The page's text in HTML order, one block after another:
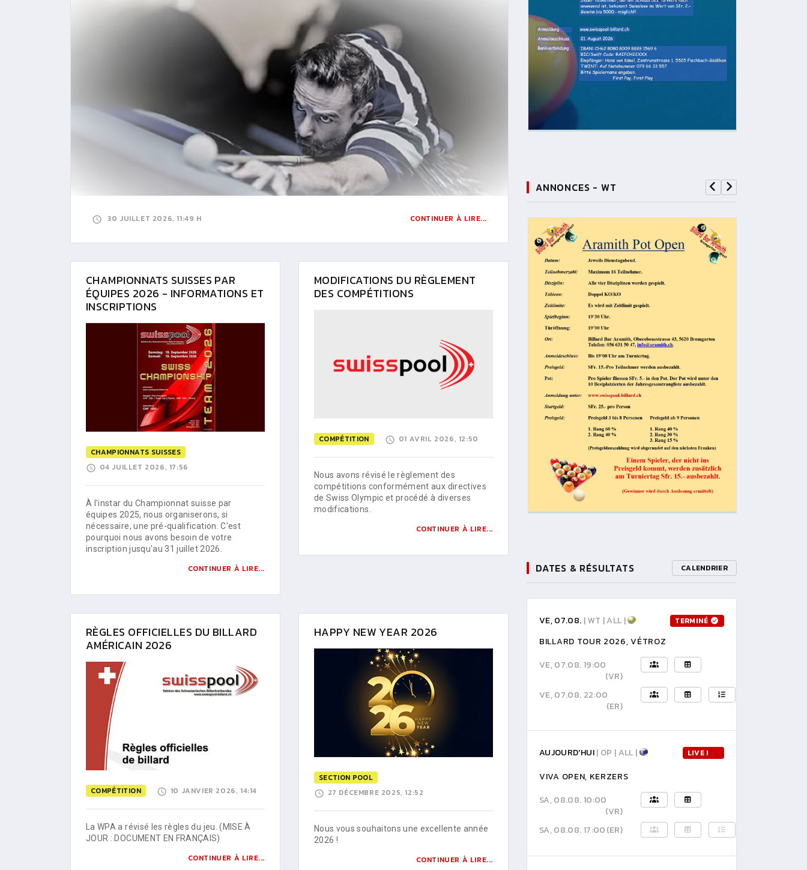
30 JUILLET 2026, 11:49 H CONTINUER À LIRE...
CHAMPIONNATS SUISSES PAR
ÉQUIPES 2026 - INFORMATIONS ET
INSCRIPTIONS
CHAMPIONNATS SUISSES
04 JUILLET 2026, 17:56
À l'instar du Championnat suisse par
équipes 2025, nous organiserons, si
nécessaire, une pré-qualification. C'est
pourquoi nous avons besoin de votre
inscription jusqu'au 31 juillet 2026.
CONTINUER À LIRE...
MODIFICATIONS DU RÈGLEMENT
DES COMPÉTITIONS
COMPÉTITION 01 AVRIL 2026, 12:50
Nous avons révisé le règlement des
compétitions conformément aux directives
de Swiss Olympic et procédé à diverses
modifications.
CONTINUER À LIRE...
RÈGLES OFFICIELLES DU BILLARD
AMÉRICAIN 2026
COMPÉTITION 10 JANVIER 2026, 14:14
La WPA a révisé les règles du jeu. (MISE À
JOUR : DOCUMENT EN FRANÇAIS)
CONTINUER À LIRE...
HAPPY NEW YEAR 2026
SECTION POOL
27 DÉCEMBRE 2025, 12:52
Nous vous souhaitons une excellente année
2026 !
CONTINUER À LIRE...
ANNONCES - WT
DATES & RÉSULTATS CALENDRIER
VE, 07.08. | WT | ALL | TERMINÉ
BILLARD TOUR 2026, VÉTROZ
VE, 07.08. 19:00
(VR)
VE, 07.08. 22:00
(ER)
AUJOURD'HUI| OP | ALL | LIVE !
VIVA OPEN, KERZERS
SA, 08.08. 10:00
(VR)
SA, 08.08. 17:00(ER)